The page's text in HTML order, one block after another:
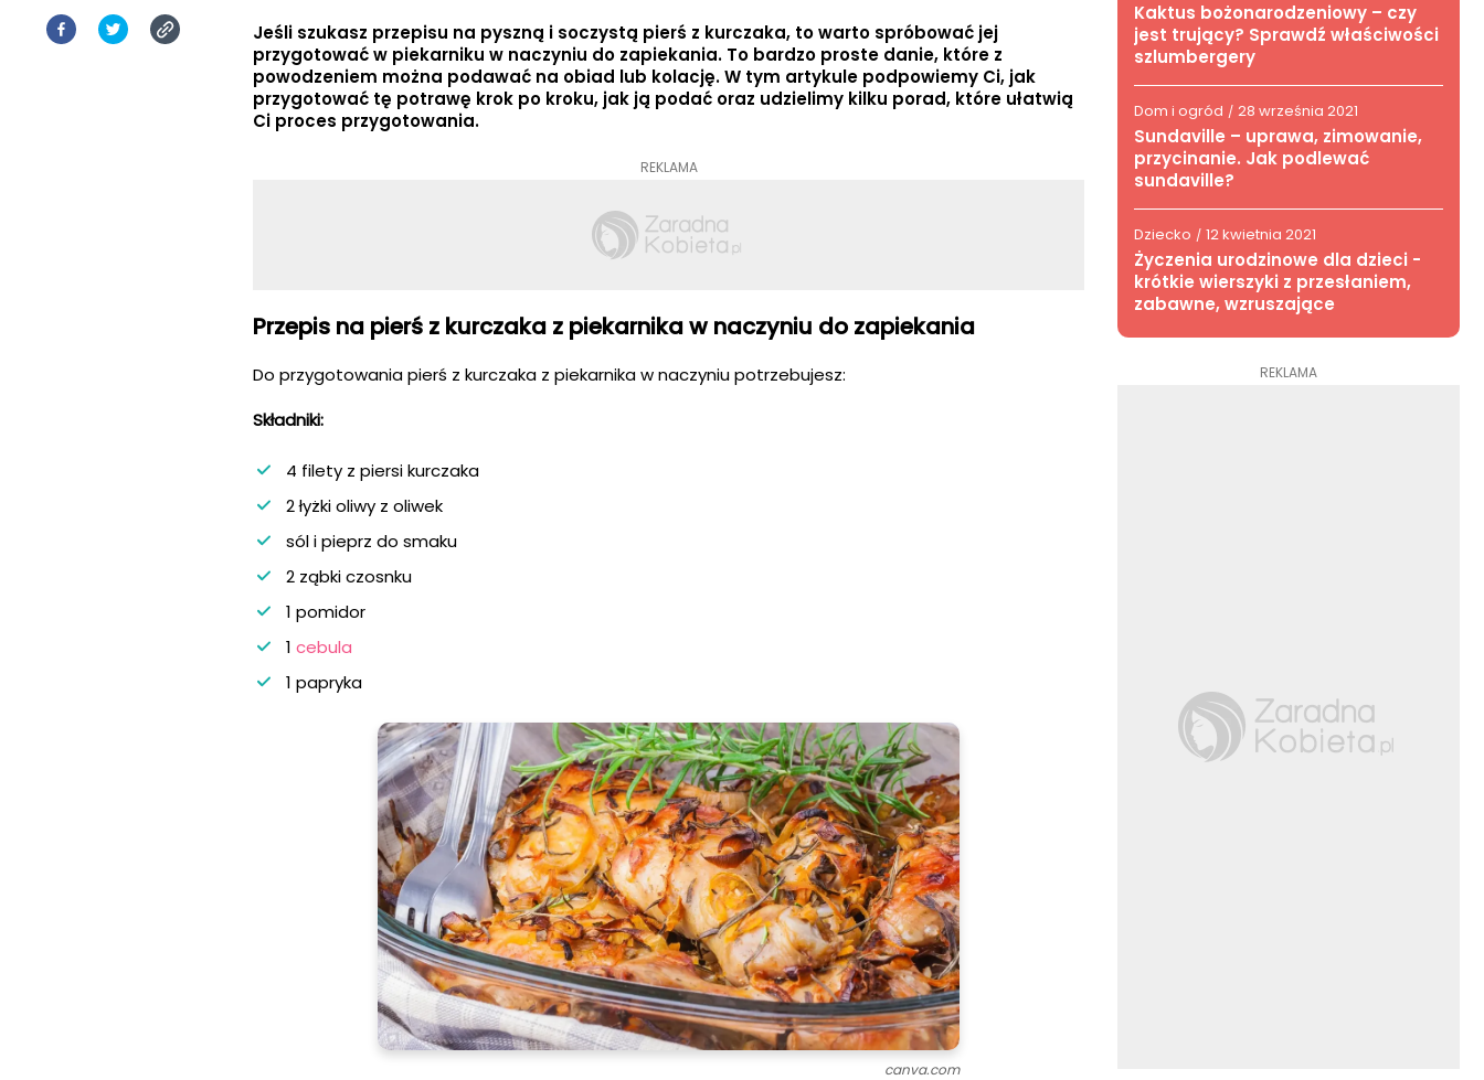
Jeśli szukasz przepisu na pyszną i soczystą pierś z kurczaka, to warto spróbować jej
przygotować w piekarniku w naczyniu do zapiekania. To bardzo proste danie, które z
powodzeniem można podawać na obiad lub kolację. W tym artykule podpowiemy Ci, jak
przygotować tę potrawę krok po kroku, jak ją podać oraz udzielimy kilku porad, które ułatwią
Ci proces przygotowania.
REKLAMA
Przepis na pierś z kurczaka z piekarnika w naczyniu do zapiekania
Do przygotowania pierś z kurczaka z piekarnika w naczyniu potrzebujesz:
Składniki:
4 filety z piersi kurczaka
2 łyżki oliwy z oliwek
sól i pieprz do smaku
2 ząbki czosnku
1 pomidor
1 cebula
1 papryka
canva.com
Kaktus bożonarodzeniowy – czy
jest trujący? Sprawdź właściwości
szlumbergery
Dom i ogród / 28 września 2021
Sundaville – uprawa, zimowanie,
przycinanie. Jak podlewać
sundaville?
Dziecko / 12 kwietnia 2021
Życzenia urodzinowe dla dzieci -
krótkie wierszyki z przesłaniem,
zabawne, wzruszające
REKLAMA